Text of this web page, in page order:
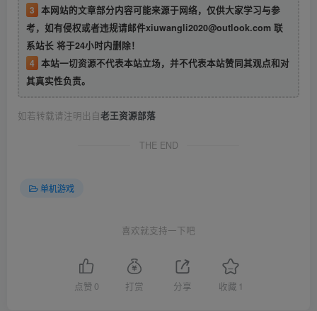
3 本网站的文章部分内容可能来源于网络，仅供大家学习与参
考，如有侵权或者违规请邮件xiuwangli2020@outlook.com 联
系站长 将于24小时内删除！
4 本站一切资源不代表本站立场，并不代表本站赞同其观点和对
其真实性负责。
如若转载请注明出自老王资源部落
THE END
单机游戏
喜欢就支持一下吧
点赞 0 打赏 分享 收藏 1